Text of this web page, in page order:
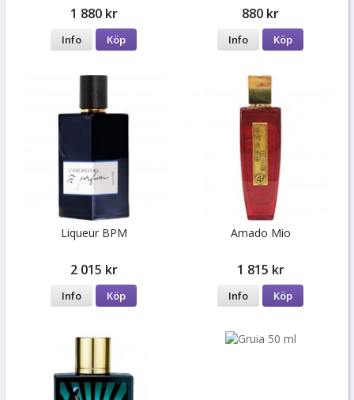
1 880 kr
Info Köp
880 kr
Info Köp
Liqueur BPM
2 015 kr
Info Köp
Amado Mio
1 815 kr
Info Köp